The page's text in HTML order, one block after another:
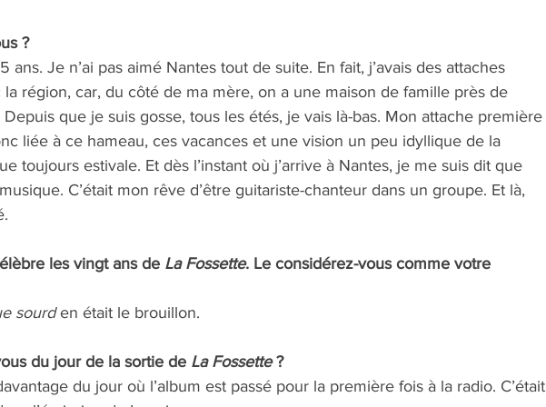
?
ans. Je n’ai pas aimé Nantes tout de suite. En fait, j’avais des attaches
la région, car, du côté de ma mère, on a une maison de famille près de
Depuis que je suis gosse, tous les étés, je vais là-bas. Mon attache première
liée à ce hameau, ces vacances et une vision un peu idyllique de la
toujours estivale. Et dès l’instant où j’arrive à Nantes, je me suis dit que
C’était mon rêve d’être guitariste-chanteur dans un groupe. Et là,
les vingt ans de La Fossette. Le considérez-vous comme votre
sourd en était le brouillon.
du jour de la sortie de La Fossette ?
du jour où l’album est passé pour la première fois à la radio. C’était